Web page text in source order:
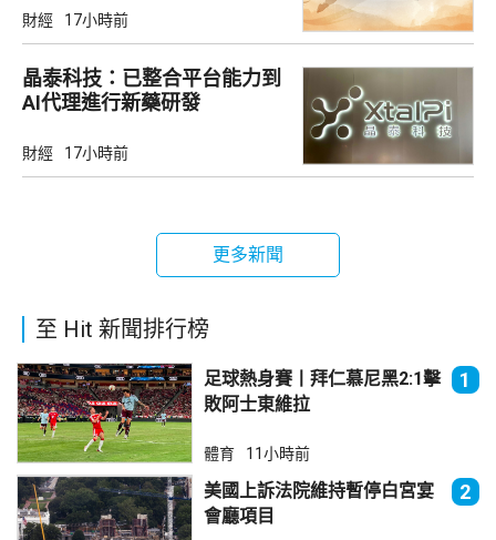
財經 17小時前
晶泰科技：已整合平台能力到
AI代理進行新藥研發
財經 17小時前
更多新聞
至 Hit 新聞排行榜
足球熱身賽丨拜仁慕尼黑2:1擊
敗阿士東維拉
1
體育 11小時前
美國上訴法院維持暫停白宮宴
會廳項目
2